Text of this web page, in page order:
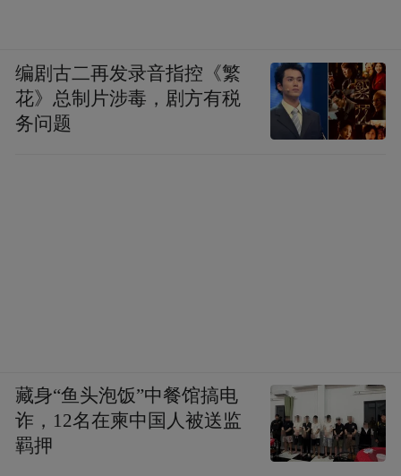
编剧古二再发录音指控《繁
花》总制片涉毒，剧方有税
务问题
藏身“鱼头泡饭”中餐馆搞电
诈，12名在柬中国人被送监
羁押